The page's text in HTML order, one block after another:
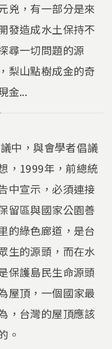
兇，有一部分是來
發造成水土保持不
尋一切問題的源
梨山點樹成金的奇
金...
中，與會學者倡議
，1999年，前總統
中宣示，必須連接
留區與國家公園善
的綠色廊道，是台
生的源頭，而在水
保護島民生命源頭
屋頂，一個國家最
，台灣的屋頂應該
。